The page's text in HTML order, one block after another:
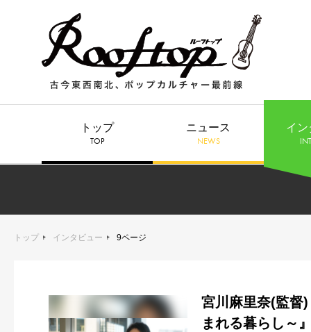
トップ
TOP
ニュース
NEWS
イン
トップ インタビュー 9ページ
宮川麻里奈(監督
まれる暮らし～